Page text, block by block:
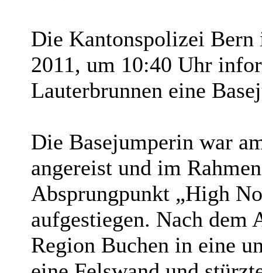
Die Kantonspolizei Bern
2011, um 10:40 Uhr
Lauterbrunnen eine
Die Basejumperin war
angereist und im
Absprungpunkt „High
aufgestiegen. Nach dem
Region Buchen in eine